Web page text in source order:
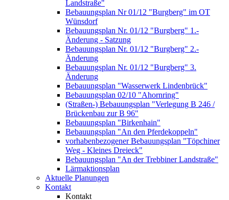
Landstraße"
Bebauungsplan Nr 01/12 "Burgberg" im OT
Wünsdorf
Bebauungsplan Nr. 01/12 "Burgberg" 1.-
Änderung - Satzung
Bebauungsplan Nr. 01/12 "Burgberg" 2.-
Änderung
Bebauungsplan Nr. 01/12 "Burgberg" 3.
Änderung
Bebauungsplan "Wasserwerk Lindenbrück"
Bebauungsplan 02/10 "Ahornring"
(Straßen-) Bebauungsplan "Verlegung B 246 /
Brückenbau zur B 96"
Bebauungsplan "Birkenhain"
Bebauungsplan "An den Pferdekoppeln"
vorhabenbezogener Bebauungsplan "Töpchiner
Weg - Kleines Dreieck"
Bebauungsplan "An der Trebbiner Landstraße"
Lärmaktionsplan
Aktuelle Planungen
Kontakt
Kontakt